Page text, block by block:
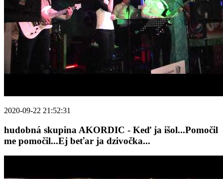
2020-09-22 21:52:31
hudobná skupina AKORDIC - Keď ja išol...Pomočil
me pomočil...Ej beťar ja dzivočka...